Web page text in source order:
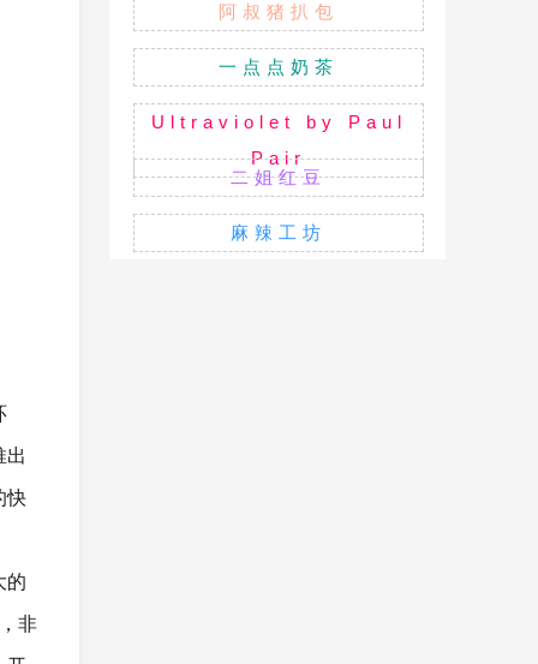
出
快
的
非
阿叔猪扒包
一点点奶茶
Ultraviolet by Paul
Pair
二姐红豆
麻辣工坊